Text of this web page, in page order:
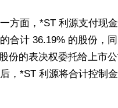
方面，*ST 利源支付现
合计 36.19% 的股份，
份的表决权委托给上市
，*ST 利源将合计控制